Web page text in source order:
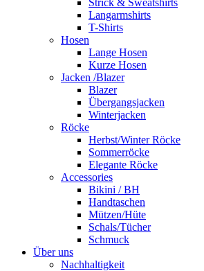
Strick & Sweatshirts
Langarmshirts
T-Shirts
Hosen
Lange Hosen
Kurze Hosen
Jacken /Blazer
Blazer
Übergangsjacken
Winterjacken
Röcke
Herbst/Winter Röcke
Sommerröcke
Elegante Röcke
Accessories
Bikini / BH
Handtaschen
Mützen/Hüte
Schals/Tücher
Schmuck
Über uns
Nachhaltigkeit